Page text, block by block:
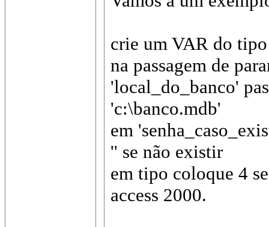
crie um VAR do
na passagem de
'local_do_banco'
'c:\banco.mdb'
em
'' se não existir
em tipo coloque 4
access 2000.